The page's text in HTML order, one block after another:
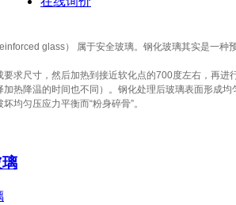
glass） 属于安全玻璃。钢化玻璃其实是一
求尺寸，然后加热到接近软化点的700度左右，再
热降温的时间也不同）。钢化处理后玻璃表面形成
均匀压应力平衡而“粉身碎骨”。